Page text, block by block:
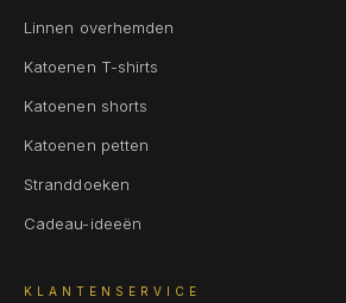
Linnen overhemden
Katoenen T-shirts
Katoenen shorts
Katoenen petten
Stranddoeken
Cadeau-ideeën
KLANTENSERVICE